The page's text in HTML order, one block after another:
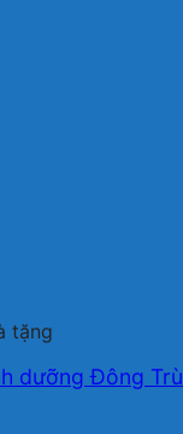
tặng
dưỡng Đông